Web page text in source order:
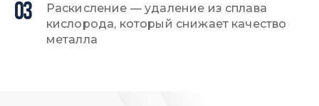
03
Раскисление — удаление из сплава
кислорода, который снижает качество
металла